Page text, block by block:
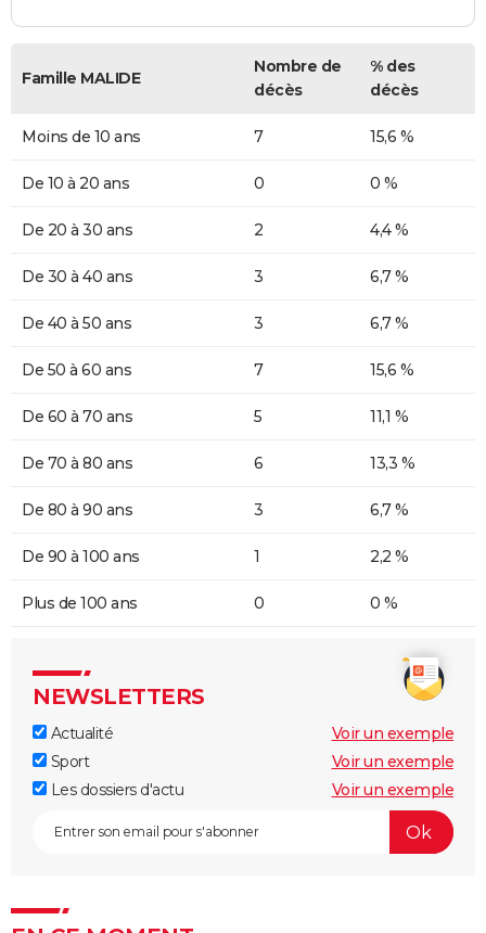
Famille MALIDE
Nombre de
décès
% des
décès
Moins de 10 ans 7 15,6 %
De 10 à 20 ans 0 0 %
De 20 à 30 ans 2 4,4 %
De 30 à 40 ans 3 6,7 %
De 40 à 50 ans 3 6,7 %
De 50 à 60 ans 7 15,6 %
De 60 à 70 ans 5 11,1 %
De 70 à 80 ans 6 13,3 %
De 80 à 90 ans 3 6,7 %
De 90 à 100 ans 1 2,2 %
Plus de 100 ans 0 0 %
NEWSLETTERS
Actualité
Voir un exemple
Sport
Voir un exemple
Les dossiers d'actu
Voir un exemple